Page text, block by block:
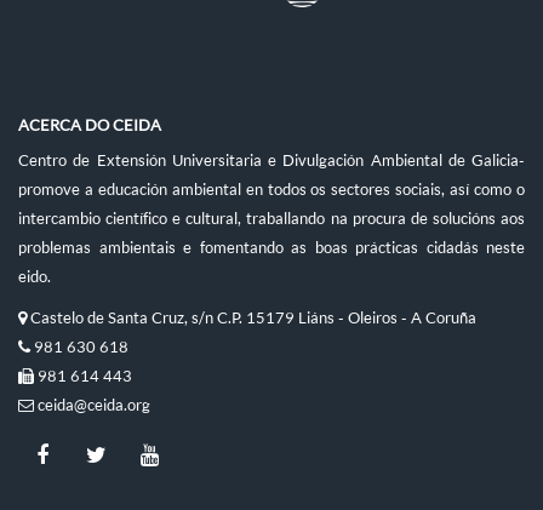
ACERCA DO CEIDA
Centro de Extensión Universitaria e Divulgación Ambiental de Galicia-
promove a educación ambiental en todos os sectores sociais, así como o
intercambio científico e cultural, traballando na procura de solucións aos
problemas ambientais e fomentando as boas prácticas cidadás neste
eido.
Castelo de Santa Cruz, s/n C.P. 15179 Liáns - Oleiros - A Coruña
981 630 618
981 614 443
ceida@ceida.org